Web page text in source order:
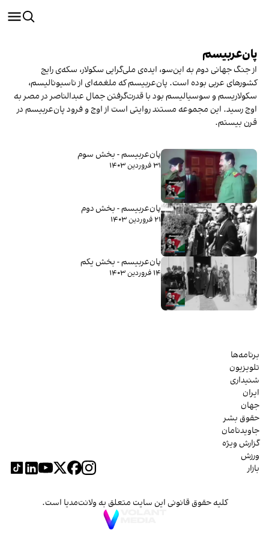
پان‌عربیسم
از جنگ جهانی دوم به این‌سو، ایده‌ی ملی‌گرایی سکولار، سکه‌ی رایج
کشورهای عربی بوده است. پان‌عربیسم که ملغمه‌ای از ناسیونالیسم،
سکولاریسم و سوسیالیسم بود با قدرت‌گرفتن جمال عبدالناصر در مصر به
اوج رسید. این مجموعه مستند روایتی است از اوج و فرود پان‌عربیسم در
قرن بیستم.
پان‌عربیسم - بخش سوم
۳۱ فروردین ۱۴۰۳
پان‌عربیسم - بخش دوم
۲۱ فروردین ۱۴۰۳
پان‌عربیسم - بخش یکم
۱۴ فروردین ۱۴۰۳
برنامه‌ها
تلویزیون
شنیداری
ایران
جهان
حقوق بشر
جاویدنامان
گزارش ویژه
ورزش
بازار
کلیه حقوق قانونی این سایت متعلق به ولانت‌مدیا است.